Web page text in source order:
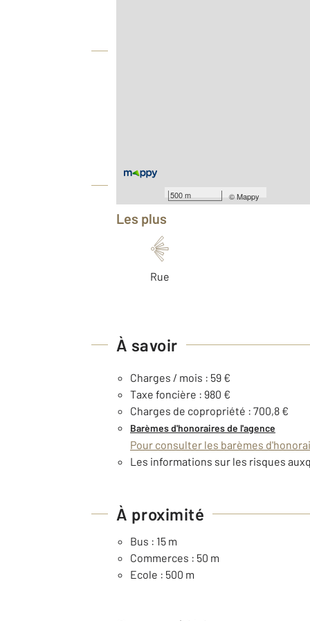
500 m ©Mappy
Les plus
Rue
À savoir
Charges / mois : 59 €
Taxe foncière : 980 €
Charges de copropriété : 700,8 €
Barèmes d'honoraires de l'agence
Pour consulter les barèmes
Les informations sur les risques
À proximité
Bus : 15 m
Commerces : 50 m
Ecole : 500 m